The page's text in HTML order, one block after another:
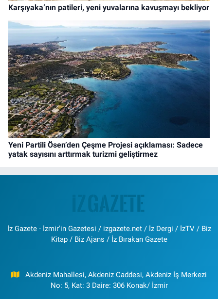
Karşıyaka’nın patileri, yeni yuvalarına kavuşmayı bekliyor
Yeni Partili Ösen’den Çeşme Projesi açıklaması: Sadece
yatak sayısını arttırmak turizmi geliştirmez
İz Gazete - İzmir'in Gazetesi / izgazete.net / İz Dergi / İzTV / Biz
Kitap / Biz Ajans / İz Bırakan Gazete
Akdeniz Mahallesi, Akdeniz Caddesi, Akdeniz İş Merkezi
No: 5, Kat: 3 Daire: 306 Konak/ İzmir